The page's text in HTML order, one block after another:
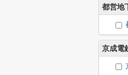
都営地
京成電